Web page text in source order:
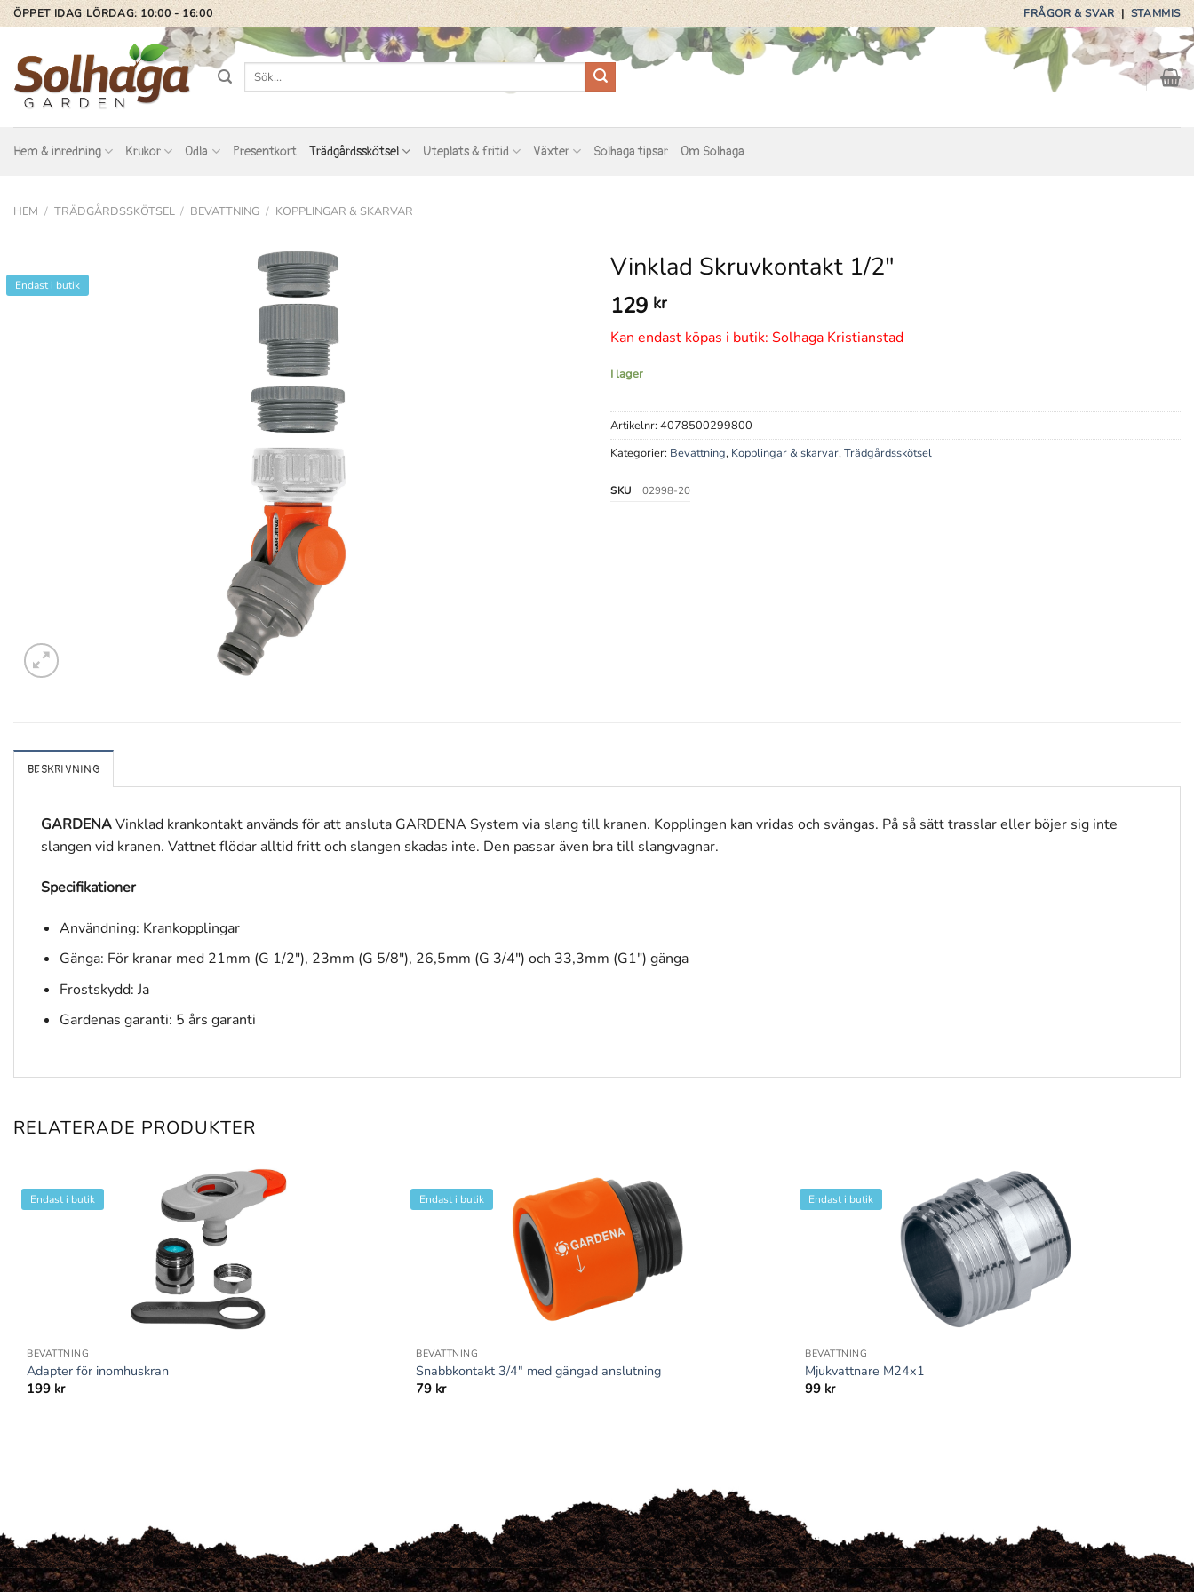
Skip
to
content
ÖPPET IDAG LÖRDAG: 10:00 - 16:00 FRÅGOR & SVAR|STAMMIS
Sök
Hem & inredning Krukor Odla Presentkort Trädgårdsskötsel Uteplats & fritid Växter Solhaga tipsar Om Solhaga
HEM / TRÄDGÅRDSSKÖTSEL / BEVATTNING / KOPPLINGAR & SKARVAR
Endast i butik
Vinklad Skruvkontakt 1/2″
129 kr
Kan endast köpas i butik: Solhaga Kristianstad
I lager
Artikelnr: 4078500299800
Kategorier: Bevattning, Kopplingar & skarvar,Trädgårdsskötsel
SKU 02998-20
BESKRIVNING
GARDENAVinklad krankontakt används för att ansluta GARDENA System via slang till kranen. Kopplingen kan vridas och svängas. På så sätt trasslar eller böjer sig inte
slangen vid kranen. Vattnet flödar alltid fritt och slangen skadas inte. Den passar även bra till slangvagnar.
Specifikationer
Användning: Krankopplingar
Gänga: För kranar med 21mm (G 1/2″), 23mm (G 5/8″), 26,5mm (G 3/4″) och 33,3mm (G1″) gänga
Frostskydd: Ja
Gardenas garanti: 5 års garanti
RELATERADE PRODUKTER
Endast i butik
BEVATTNING
Adapter för inomhuskran
199 kr
Endast i butik
BEVATTNING
Snabbkontakt 3/4″ med gängad anslutning
79 kr
Endast i butik
BEVATTNING
Mjukvattnare M24x1
99 kr